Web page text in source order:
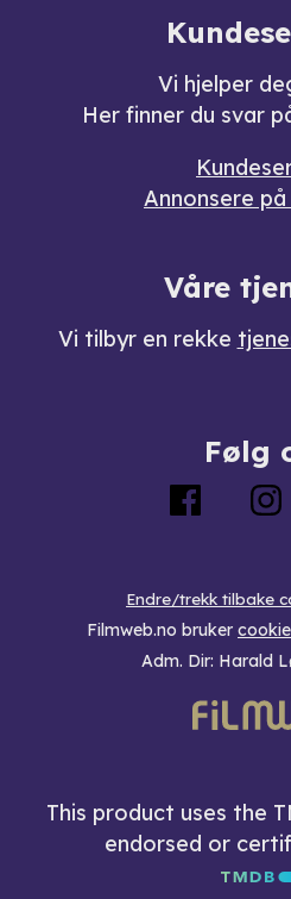
Vi hjelper
Her finner du svar
Annonsere
Våre
Vi tilbyr en rekke
Følg
Endre/trekk tilbake
Filmweb.no bruker
Adm. Dir: Harald
This product uses the
endorsed or